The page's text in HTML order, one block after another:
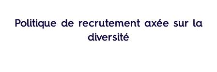
Politique de recrutement axée sur la
diversité